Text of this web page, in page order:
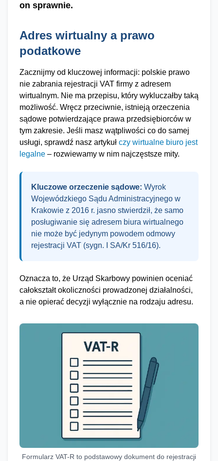
on sprawnie.
Adres wirtualny a prawo
podatkowe
Zacznijmy od kluczowej informacji: polskie prawo
nie zabrania rejestracji VAT firmy z adresem
wirtualnym. Nie ma przepisu, który wykluczałby taką
możliwość. Wręcz przeciwnie, istnieją orzeczenia
sądowe potwierdzające prawa przedsiębiorców w
tym zakresie. Jeśli masz wątpliwości co do samej
usługi, sprawdź nasz artykuł czy wirtualne biuro jest
legalne – rozwiewamy w nim najczęstsze mity.
Kluczowe orzeczenie sądowe: Wyrok
Wojewódzkiego Sądu Administracyjnego w
Krakowie z 2016 r. jasno stwierdził, że samo
posługiwanie się adresem biura wirtualnego
nie może być jedynym powodem odmowy
rejestracji VAT (sygn. I SA/Kr 516/16).
Oznacza to, że Urząd Skarbowy powinien oceniać
całokształt okoliczności prowadzonej działalności,
a nie opierać decyzji wyłącznie na rodzaju adresu.
Formularz VAT-R to podstawowy dokument do rejestracji